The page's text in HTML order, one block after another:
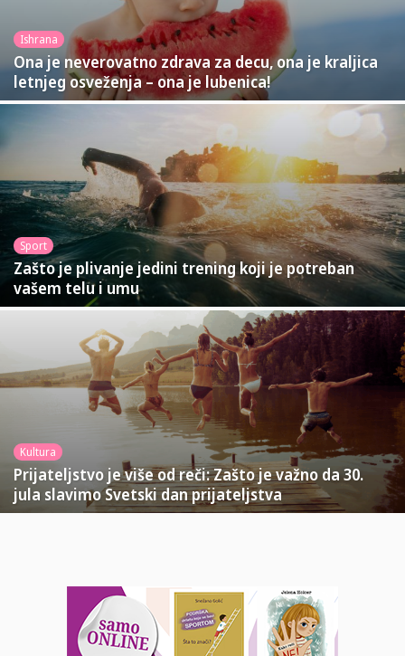
Ishrana
Ona je neverovatno zdrava za decu, ona je kraljica
letnjeg osveženja – ona je lubenica!
Sport
Zašto je plivanje jedini trening koji je potreban
vašem telu i umu
Kultura
Prijateljstvo je više od reči: Zašto je važno da 30.
jula slavimo Svetski dan prijateljstva